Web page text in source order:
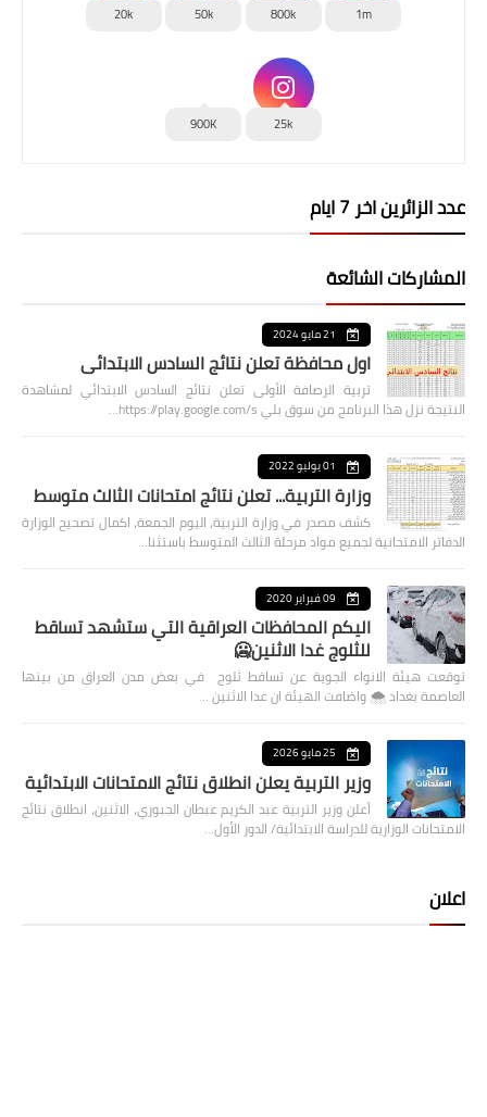
1m
800k
50k
20k
25k
900K
عدد الزائرين اخر 7 ايام
المشاركات الشائعة
21 مايو 2024
اول محافظة تعلن نتائج السادس الابتدائي
تربية الرصافة الأولى تعلن نتائج السادس الابتدائي لمشاهدة
النتيجة نزل هذا البرنامج من سوق بلي https://play.google.com/s…
01 يوليو 2022
وزارة التربية... تعلن نتائج امتحانات الثالث متوسط
كشف مصدر في وزارة التربية، اليوم الجمعة، اكمال تصحيح الوزارة
الدفاتر الامتحانية لجميع مواد مرحلة الثالث المتوسط باستثنا…
09 فبراير 2020
اليكم المحافظات العراقية التي ستشهد تساقط
للثلوج غدا الاثنين🥶
توقعت هيئة الانواء الجوية عن تساقط ثلوج في بعض مدن العراق من بينها
العاصمة بغداد ⁦🌨️⁩ واضافت الهيئة ان غدا الاثنين …
25 مايو 2026
وزير التربية يعلن انطلاق نتائج الامتحانات الابتدائية
أعلن وزير التربية عبد الكريم عبطان الجبوري، الاثنين، انطلاق نتائج
الامتحانات الوزارية للدراسة الابتدائية/ الدور الأول…
اعلان